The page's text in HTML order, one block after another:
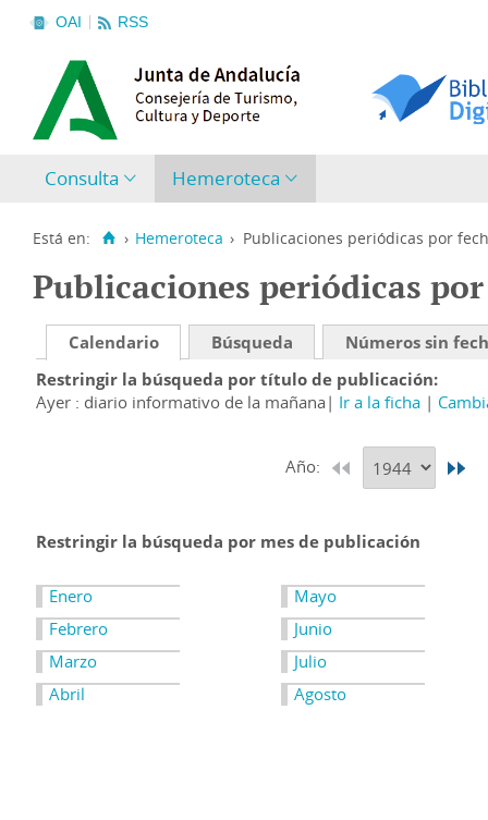
OAI RSS
Consulta Hemeroteca
Está en: › Hemeroteca › Publicaciones periódicas por
Publicaciones periódicas
Calendario Búsqueda
Números sin
Restringir la búsqueda por título de publicación
Ayer : diario informativo de la mañana
Ir a la ficha
Año:
Restringir la búsqueda por mes de publicación
Enero
Febrero
Marzo
Abril
Mayo
Junio
Julio
Agosto